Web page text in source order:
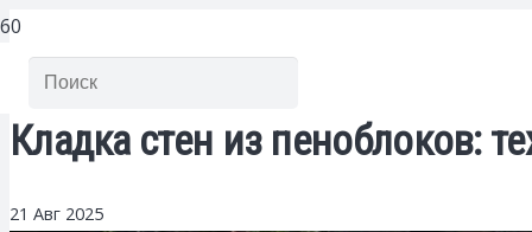
Кладка стен из пеноблоков:
21 Авг 2025